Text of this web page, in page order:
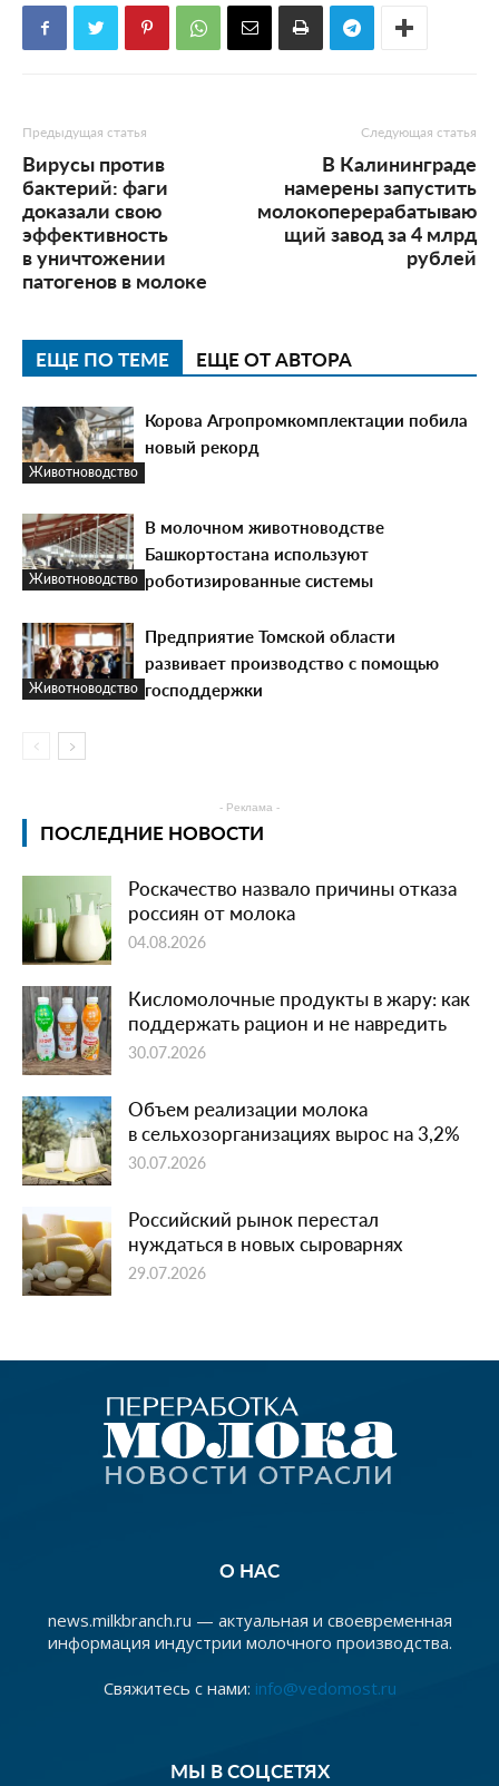
Предыдущая статья
Вирусы против
бактерий: фаги
доказали свою
эффективность
в уничтожении
патогенов в молоке
Следующая статья
В Калининграде
намерены запустить
молокоперерабатываю
щий завод за 4 млрд
рублей
ЕЩЕ ПО ТЕМЕ ЕЩЕ ОТ АВТОРА
Животноводство
Корова Агропромкомплектации побила
новый рекорд
Животноводство
В молочном животноводстве
Башкортостана используют
роботизированные системы
Животноводство
Предприятие Томской области
развивает производство с помощью
господдержки
- Реклама -
ПОСЛЕДНИЕ НОВОСТИ
Роскачество назвало причины отказа
россиян от молока
04.08.2026
Кисломолочные продукты в жару: как
поддержать рацион и не навредить
30.07.2026
Объем реализации молока
в сельхозорганизациях вырос на 3,2%
30.07.2026
Российский рынок перестал
нуждаться в новых сыроварнях
29.07.2026
О НАС
news.milkbranch.ru — актуальная и своевременная
информация индустрии молочного производства.
Свяжитесь с нами: info@vedomost.ru
МЫ В СОЦСЕТЯХ